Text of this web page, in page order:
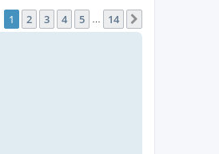
Seite von14
1 2 3 4 5 14